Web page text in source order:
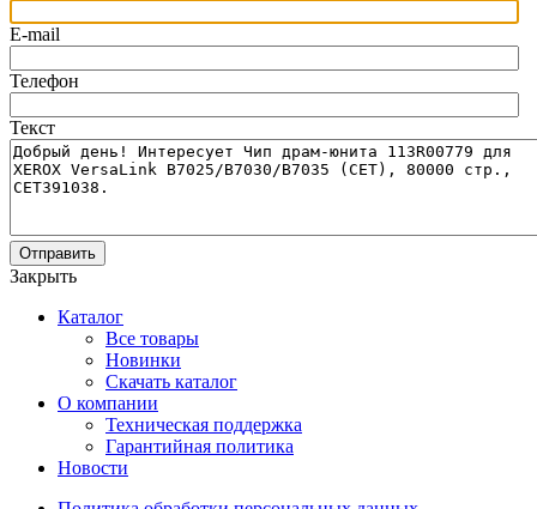
E-mail
Телефон
Текст
Отправить
Закрыть
Каталог
Все товары
Новинки
Скачать каталог
О компании
Техническая поддержка
Гарантийная политика
Новости